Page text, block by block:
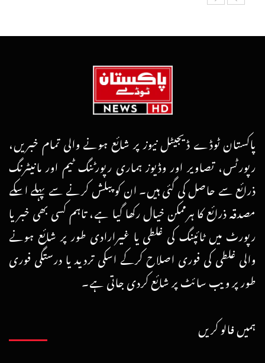
پاکستان ٹوڈے ڈیجیٹل نیوز پر شائع ہونے والی تمام خبریں،
رپورٹس، تصاویر اور وڈیوز ہماری رپورٹنگ ٹیم اور مانیٹرنگ
ذرائع سے حاصل کی گئی ہیں۔ ان کو پبلش کرنے سے پہلے اسکے
مصدقہ ذرائع کا ہرممکن خیال رکھا گیا ہے، تاہم کسی بھی خبر یا
رپورٹ میں ٹائپنگ کی غلطی یا غیرارادی طور پر شائع ہونے
والی غلطی کی فوری اصلاح کرکے اسکی تردید یا درستگی فوری
طور پر ویب سائٹ پر شائع کردی جاتی ہے۔
ہمیں فالو کریں